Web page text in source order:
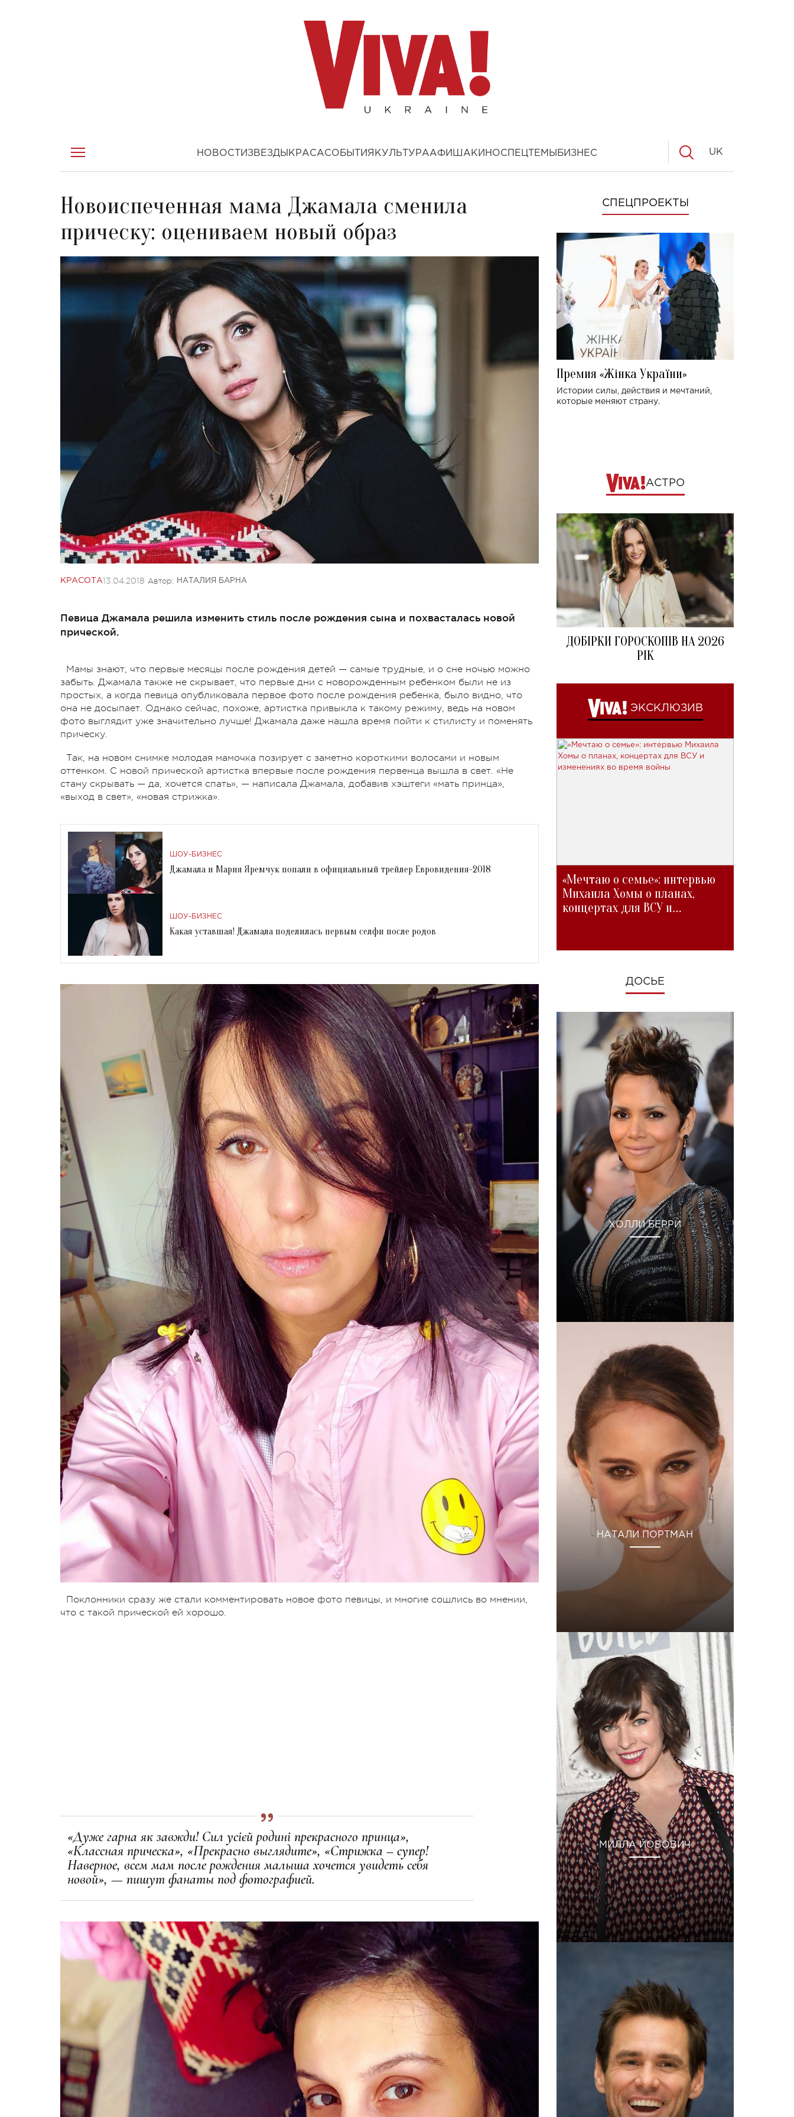
НОВОСТИ ЗВЕЗДЫ КРАСАСОБЫТИЯ КУЛЬТУРААФИША КИНОСПЕЦТЕМЫ БИЗНЕС UK
Новоиспеченная мама Джамала сменила
прическу: оцениваем новый образ
КРАСОТА13.04.2018 Автор: НАТАЛИЯ БАРНА
Певица Джамала решила изменить стиль после рождения сына и похвасталась новой
прической.
Мамы знают, что первые месяцы после рождения детей — самые трудные, и о сне ночью можно
забыть. Джамала также не скрывает, что первые дни с новорожденным ребенком были не из
простых, а когда певица опубликовала первое фото после рождения ребенка, было видно, что
она не досыпает. Однако сейчас, похоже, артистка привыкла к такому режиму, ведь на новом
фото выглядит уже значительно лучше! Джамала даже нашла время пойти к стилисту и поменять
прическу.
Так, на новом снимке молодая мамочка позирует с заметно короткими волосами и новым
оттенком. С новой прической артистка впервые после рождения первенца вышла в свет. «Не
стану скрывать — да, хочется спать», — написала Джамала, добавив хэштеги «мать принца»,
«выход в свет», «новая стрижка».
ШОУ-БИЗНЕС
Джамала и Мария Яремчук попали в официальный трейлер Евровидения-2018
ШОУ-БИЗНЕС
Какая уставшая! Джамала поделилась первым селфи после родов
Поклонники сразу же стали комментировать новое фото певицы, и многие сошлись во мнении,
что с такой прической ей хорошо.
«Дуже гарна як завжди! Сил усієй родині прекрасного принца»,
«Классная прическа», «Прекрасно выглядите», «Стрижка – супер!
Наверное, всем мам после рождения малыша хочется увидеть себя
новой», — пишут фанаты под фотографией.
СПЕЦПРОЕКТЫ
Премия «Жінка України»
Истории силы, действия и мечтаний,
которые меняют страну.
АСТРО
ДОБІРКИ ГОРОСКОПІВ НА 2026
РІК
ЭКСКЛЮЗИВ
«Мечтаю о семье»: интервью
Михаила Хомы о планах,
концертах для ВСУ и
ДОСЬЕ
ХОЛЛИ БЕРРИ
НАТАЛИ ПОРТМАН
МИЛЛА ЙОВОВИЧ